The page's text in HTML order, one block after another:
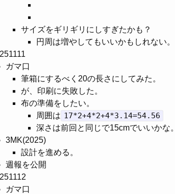
サイズをギリギリにしすぎたかも？
円周は増やしてもいいかもしれない。
ガマ口
筆箱にするべく20の長さにしてみた。
が、印刷に失敗した。
布の準備をしたい。
周囲は 17*2+4*2+4*3.14=54.56
深さは前回と同じで15cmでいいかな。
3MK(2025)
設計を進める。
週報を公開
ガマ口